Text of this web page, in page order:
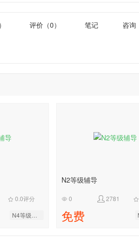
评价（0） 笔记 咨询
 0.0评分
N2等级辅导
 0  2781 
免费